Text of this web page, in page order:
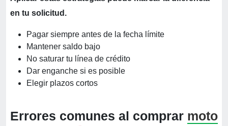
en tu solicitud.
Pagar siempre antes de la fecha límite
Mantener saldo bajo
No saturar tu línea de crédito
Dar enganche si es posible
Elegir plazos cortos
Errores comunes al comprar moto